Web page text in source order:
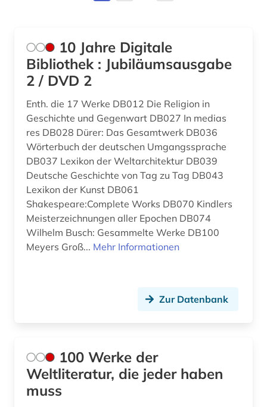
bibliografie (38)
bibliografin (1)
bibliographie (19)
bibliographie 1400-1999 (1)
bibliographie 1800-2005 (1)
biblioteca nacional de españa (1)
bibliothek (3)
bibliotheken (1)
bibliothekswesen (1)
bibliothèque royale albert i. (1)
bilddatenbank (1)
biografie (12)
Ostasien (1)
Portugal (16)
Roemisches Reich (2)
Rumänien (5)
Russland, Sowjetunion (1)
Schweden (1)
Schweiz (8)
Slowakei (1)
Spanien (56)
Ungarn (1)
Vatikanstadt (1)
10 Jahre Digitale
Bibliothek : Jubiläumsausgabe
2 / DVD 2
Enth. die 17 Werke DB012 Die Religion in
Geschichte und Gegenwart DB027 In medias
res DB028 Dürer: Das Gesamtwerk DB036
Wörterbuch der deutschen Umgangssprache
DB037 Lexikon der Weltarchitektur DB039
Deutsche Geschichte von Tag zu Tag DB043
Lexikon der Kunst DB061
Shakespeare:Complete Works DB070 Kindlers
Meisterzeichnungen aller Epochen DB074
Wilhelm Busch: Gesammelte Werke DB100
Meyers Groß... Mehr Informationen
Zur Datenbank
100 Werke der
Weltliteratur, die jeder haben
muss